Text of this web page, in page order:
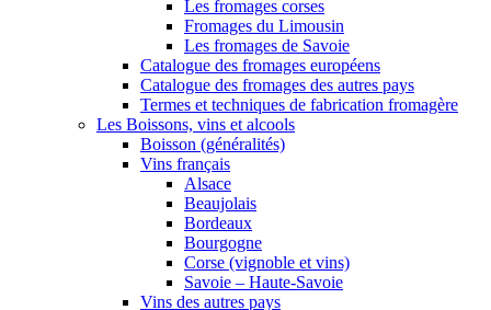
Les fromages corses
Fromages du Limousin
Les fromages de Savoie
Catalogue des fromages européens
Catalogue des fromages des autres pays
Termes et techniques de fabrication fromagère
Les Boissons, vins et alcools
Boisson (généralités)
Vins français
Alsace
Beaujolais
Bordeaux
Bourgogne
Corse (vignoble et vins)
Savoie – Haute-Savoie
Vins des autres pays